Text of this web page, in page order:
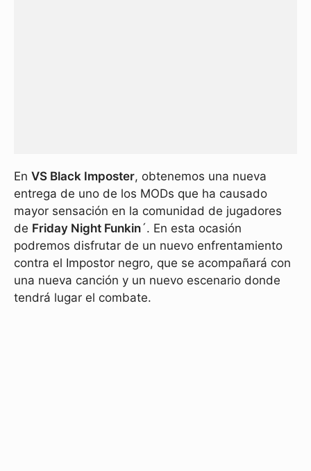
En VS Black Imposter, obtenemos una nueva
entrega de uno de los MODs que ha causado
mayor sensación en la comunidad de jugadores
de Friday Night Funkin´. En esta ocasión
podremos disfrutar de un nuevo enfrentamiento
contra el Impostor negro, que se acompañará con
una nueva canción y un nuevo escenario donde
tendrá lugar el combate.